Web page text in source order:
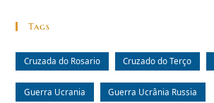
Tags
Cruzada do Rosario Cruzado do Terço
Guerra Ucrania Guerra Ucrânia Russia